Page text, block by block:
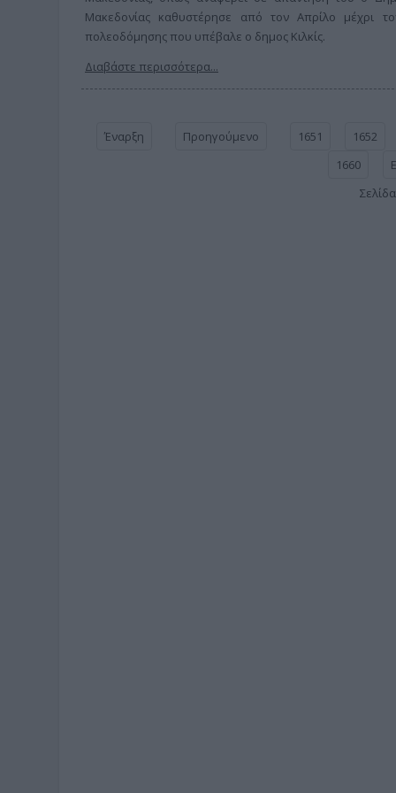
Μακεδονίας καθυστέρησε από τον Απρίλο μέχρι
πολεοδόμησης που υπέβαλε ο δημος Κιλκίς.
Διαβάστε περισσότερα...
Έναρξη Προηγούμενο 1651 1652
1660